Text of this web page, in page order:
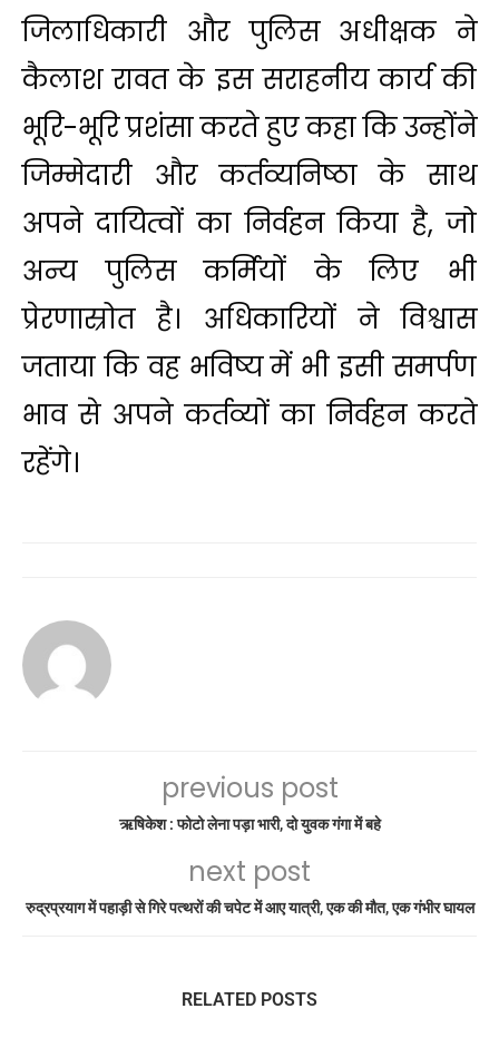
जिलाधिकारी और पुलिस अधीक्षक ने
कैलाश रावत के इस सराहनीय कार्य की
भूरि-भूरि प्रशंसा करते हुए कहा कि उन्होंने
जिम्मेदारी और कर्तव्यनिष्ठा के साथ
अपने दायित्वों का निर्वहन किया है, जो
अन्य पुलिस कर्मियों के लिए भी
प्रेरणास्रोत है। अधिकारियों ने विश्वास
जताया कि वह भविष्य में भी इसी समर्पण
भाव से अपने कर्तव्यों का निर्वहन करते
रहेंगे।
previous post
ऋषिकेश : फोटो लेना पड़ा भारी, दो युवक गंगा में बहे
next post
रुद्रप्रयाग में पहाड़ी से गिरे पत्थरों की चपेट में आए यात्री, एक की मौत, एक गंभीर घायल
RELATED POSTS